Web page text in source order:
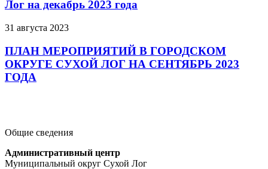
Лог на декабрь 2023 года
31 августа 2023
ПЛАН МЕРОПРИЯТИЙ В ГОРОДСКОМ
ОКРУГЕ СУХОЙ ЛОГ НА СЕНТЯБРЬ 2023
ГОДА
Общие сведения
Административный центр
Муниципальный округ Сухой Лог